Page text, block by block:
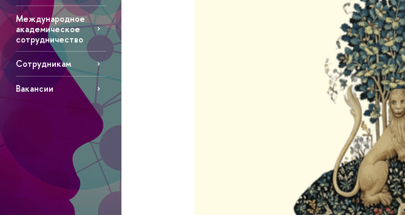
Международное
академическое
сотрудничество
Сотрудникам
Вакансии